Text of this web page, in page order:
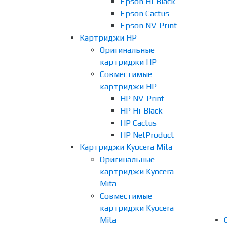
Epson Cactus
Epson NV-Print
Картриджи HP
Оригинальные
картриджи HP
Совместимые
картриджи HP
HP NV-Print
HP Hi-Black
HP Cactus
HP NetProduct
Картриджи Kyocera Mita
Оригинальные
картриджи Kyocera
Mita
Совместимые
картриджи Kyocera
Mita